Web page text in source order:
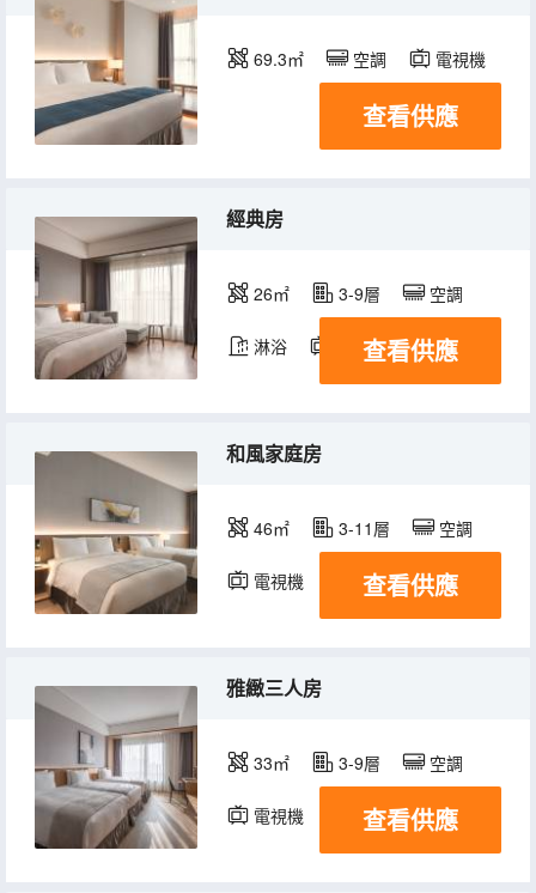
69.3㎡ 空調 電視機
查看供應
經典房
26㎡ 3-9層 空調
淋浴 電視機 冰箱
查看供應
和風家庭房
46㎡ 3-11層 空調
電視機 冰箱
查看供應
雅緻三人房
33㎡ 3-9層 空調
電視機 冰箱
查看供應